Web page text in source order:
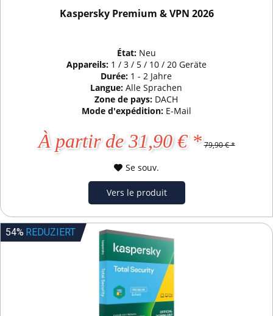
Kaspersky Premium & VPN 2026
État: Neu
Appareils: 1 / 3 / 5 / 10 / 20 Geräte
Durée: 1 - 2 Jahre
Langue:Alle Sprachen
Zone de pays: DACH
Mode d'expédition: E-Mail
À partir de 31,90 € * 79,90 € *
Se souv.
Vers le produit
54% REDUZIERT